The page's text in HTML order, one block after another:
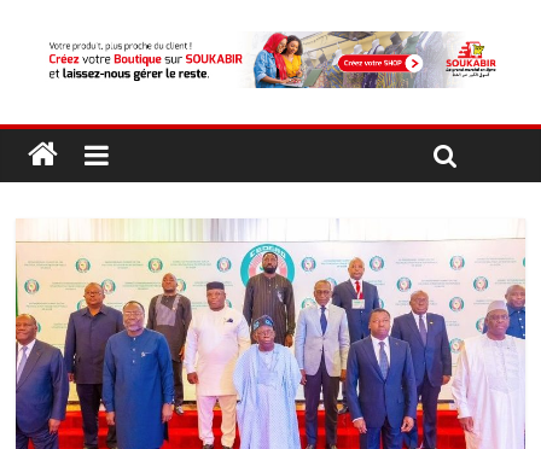
100 jeunes entrepreneurs tchadiens au Maroc
Tchad : L’AMET réagit à la suspension des demandes de